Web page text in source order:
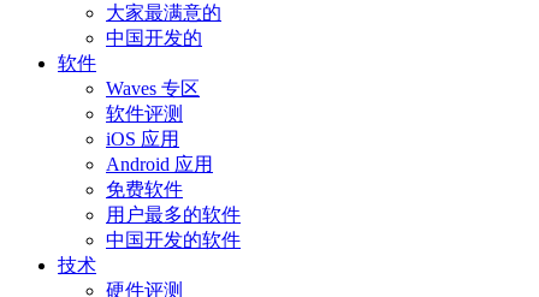
大家最满意的
中国开发的
软件
Waves 专区
软件评测
iOS 应用
Android 应用
免费软件
用户最多的软件
中国开发的软件
技术
硬件评测